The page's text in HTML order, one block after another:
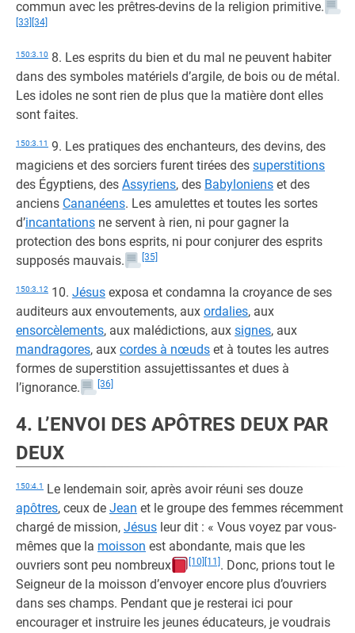
commun avec les prêtres-devins de la religion primitive.
[33] [34]
150:3.10 8. Les esprits du bien et du mal ne peuvent habiter
dans des symboles matériels d’argile, de bois ou de métal.
Les idoles ne sont rien de plus que la matière dont elles
sont faites.
150:3.11 9. Les pratiques des enchanteurs, des devins, des
magiciens et des sorciers furent tirées des superstitions
des Égyptiens, des Assyriens, des Babyloniens et des
anciens Cananéens. Les amulettes et toutes les sortes
d’incantations ne servent à rien, ni pour gagner la
protection des bons esprits, ni pour conjurer des esprits
supposés mauvais.
[35]
150:3.12 10. Jésus exposa et condamna la croyance de ses
auditeurs aux envoutements, aux ordalies, aux
ensorcèlements, aux malédictions, aux signes, aux
mandragores, aux cordes à nœuds et à toutes les autres
formes de superstition assujettissantes et dues à
l’ignorance.
[36]
4. L’ENVOI DES APÔTRES DEUX PAR
DEUX
150:4.1
Le lendemain soir, après avoir réuni ses douze
apôtres, ceux de Jean et le groupe des femmes récemment
chargé de mission, Jésus leur dit : « Vous voyez par vous-
mêmes que la moisson est abondante, mais que les
ouvriers sont peu nombreux
[10] [11] . Donc, prions tout le
Seigneur de la moisson d’envoyer encore plus d’ouvriers
dans ses champs. Pendant que je resterai ici pour
encourager et instruire les jeunes éducateurs, je voudrais